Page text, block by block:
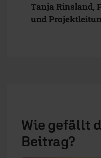
Tanja Rinsland,
und
Wie gefällt
Beitrag?